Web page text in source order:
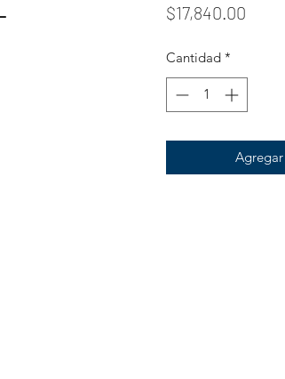
$17,840.00Precio
Cantidad *